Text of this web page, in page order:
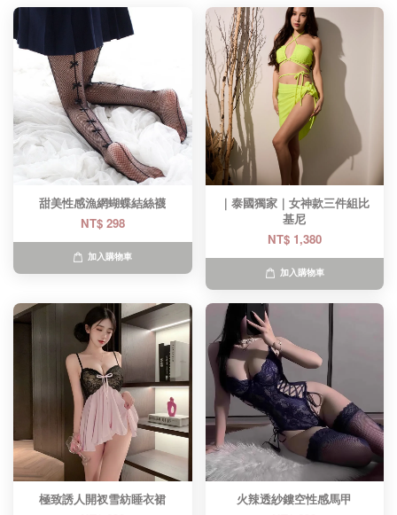
甜美性感漁網蝴蝶結絲襪
NT$ 298
加入購物車
｜泰國獨家｜女神款三件組比
基尼
NT$ 1,380
加入購物車
極致誘人開衩雪紡睡衣裙 火辣透紗鏤空性感馬甲